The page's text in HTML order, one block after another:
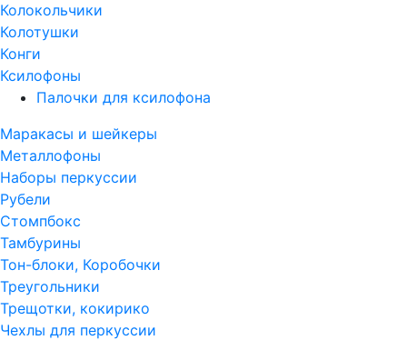
Колокольчики
Колотушки
Конги
Ксилофоны
Палочки для ксилофона
Маракасы и шейкеры
Металлофоны
Наборы перкуссии
Рубели
Стомпбокс
Тамбурины
Тон-блоки, Коробочки
Треугольники
Трещотки, кокирико
Чехлы для перкуссии